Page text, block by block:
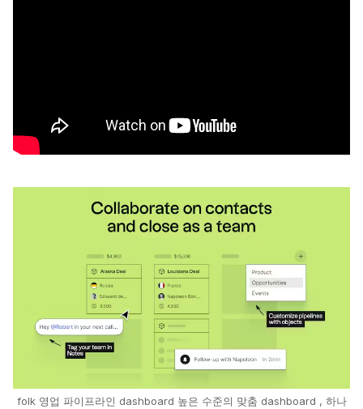
folk 영업 파이프라인 dashboard 높은 수준의 맞춤 dashboard , 하나